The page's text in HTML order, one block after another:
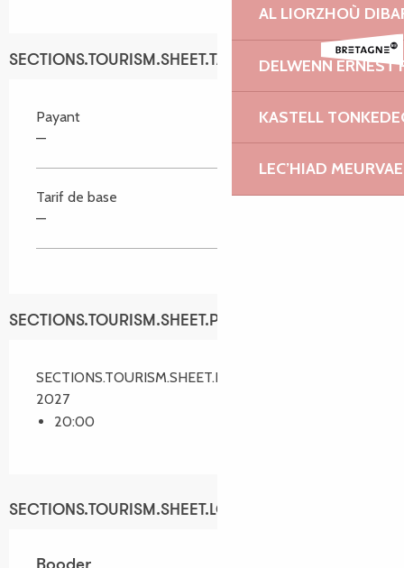
AL LIORZHOÙ
DELWENN ERNEST
KASTELL
LEC’HIAD
SECTIONS.TOURISM.SHEET.TARIFFS.TARIFFS
Payant
—
Tarif de base
—
SECTIONS.TOURISM.SHEET.PERIODS.SCHEDULES
SECTIONS.TOURISM.SHEET.PERIODS.ON 5 mars
2027
20:00
SECTIONS.TOURISM.SHEET.LOCATION